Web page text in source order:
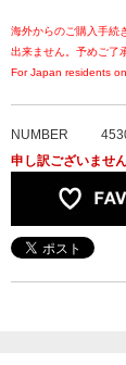
海外からのご購入手続
出来ません。予めご了
For Japan residents
NUMBER
申し訳ございませ